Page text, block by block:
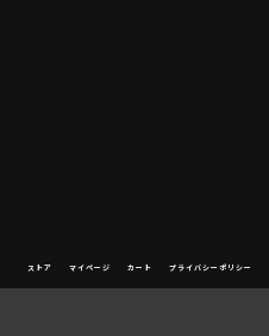
ストア マイページ カート プライバシーポリシー